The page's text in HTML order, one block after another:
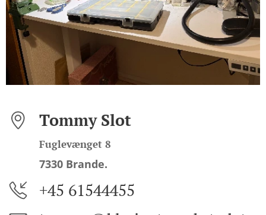
Tommy Slot
Fuglevænget 8
7330 Brande.
+45 61544455